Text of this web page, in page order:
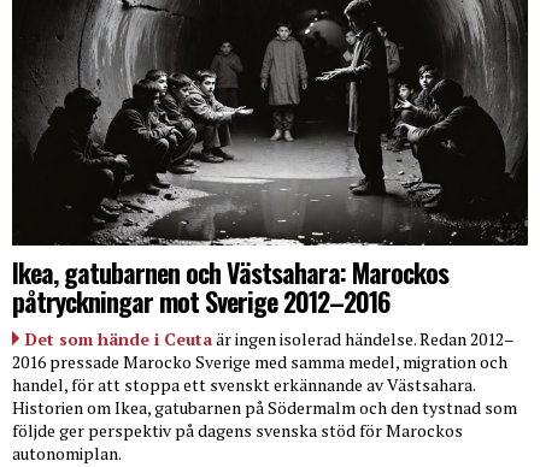
Ikea, gatubarnen och Västsahara: Marockos
påtryckningar mot Sverige 2012–2016
Det som hände i Ceutaär ingen isolerad händelse. Redan 2012–
2016 pressade Marocko Sverige med samma medel, migration och
handel, för att stoppa ett svenskt erkännande av Västsahara.
Historien om Ikea, gatubarnen på Södermalm och den tystnad som
följde ger perspektiv på dagens svenska stöd för Marockos
autonomiplan.